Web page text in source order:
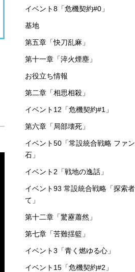
イベント8「危機契約#0」
基地
第五章「快刀乱麻」
第十一章「淬火煙塵」
お役立ち情報
第二章「相思相殺」
イベント12「危機契約#1」
第六章「局部壊死」
イベント50「常設統合戦略 ファ
石」
イベント2「戦地の逸話」
イベント93 常設統合戦略「探索
て」
第十二章「驚靂蕭然」
第七章「苦難揺籃」
イベント3「青く燃ゆる心」
イベント15「危機契約#2」